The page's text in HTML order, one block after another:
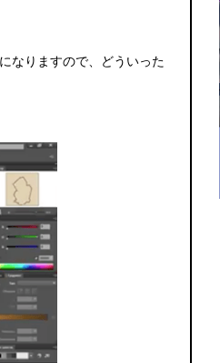
なりますので、どういった